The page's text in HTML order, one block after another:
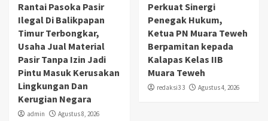
Rantai Pasoka Pasir
Ilegal Di Balikpapan
Timur Terbongkar,
Usaha Jual Material
Pasir Tanpa Izin Jadi
Pintu Masuk Kerusakan
Lingkungan Dan
Kerugian Negara
admin Agustus 8, 2026
Perkuat Sinergi
Penegak Hukum,
Ketua PN Muara Teweh
Berpamitan kepada
Kalapas Kelas IIB
Muara Teweh
redaksi3 3 Agustus 4, 2026